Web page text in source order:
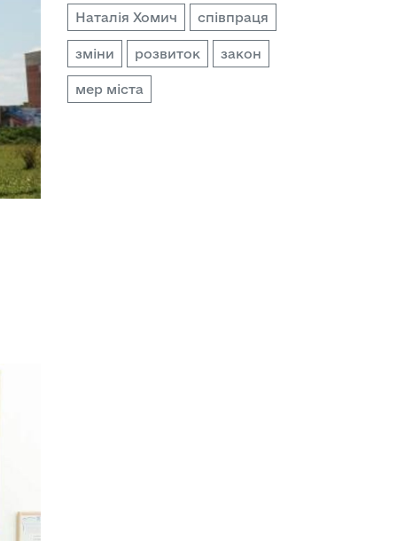
Наталія Хомич співпраця
зміни розвиток закон
мер міста